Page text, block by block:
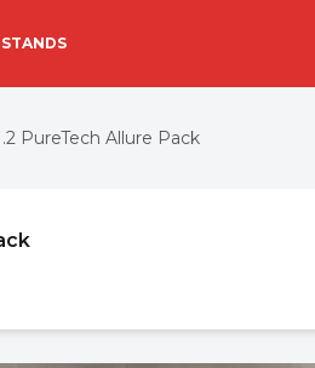
STANDS
PureTech Allure Pack